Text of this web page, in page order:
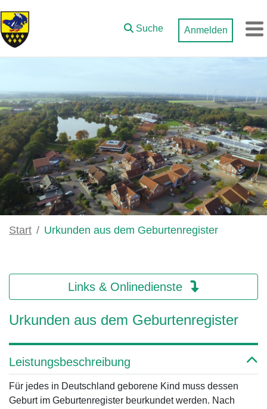
Zum Hauptinhalt springen
Suche
Anmelden
Start Urkunden aus dem Geburtenregister
Links & Onlinedienste
Urkunden aus dem Geburtenregister
Leistungsbeschreibung
Für jedes in Deutschland geborene Kind muss dessen
Geburt im Geburtenregister beurkundet werden. Nach